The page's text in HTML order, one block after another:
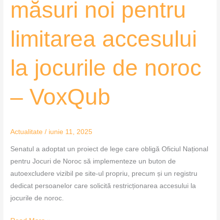
măsuri noi pentru
limitarea accesului
la jocurile de noroc
– VoxQub
Actualitate / iunie 11, 2025
Senatul a adoptat un proiect de lege care obligă Oficiul Național
pentru Jocuri de Noroc să implementeze un buton de
autoexcludere vizibil pe site-ul propriu, precum și un registru
dedicat persoanelor care solicită restricționarea accesului la
jocurile de noroc.
VoxQub